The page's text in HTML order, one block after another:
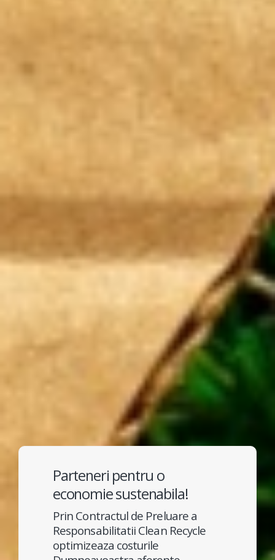
Parteneri pentru o
economie sustenabila!
Prin Contractul de Preluare a
Responsabilitatii Clean Recycle
optimizeaza costurile